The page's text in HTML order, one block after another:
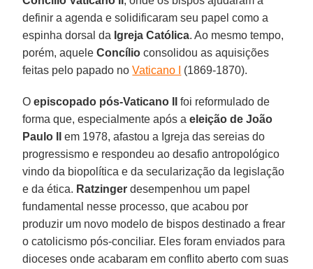
definir a agenda e solidificaram seu papel como a
espinha dorsal da Igreja Católica. Ao mesmo tempo,
porém, aqueleConcílio consolidou as aquisições
feitas pelo papado noVaticano I (1869-1870).
Oepiscopado pós-Vaticano II
foi reformulado de
forma que, especialmente após aeleição de João
Paulo II
em 1978, afastou a Igreja das sereias do
progressismo e respondeu ao desafio antropológico
vindo da biopolítica e da secularização da legislação
e da ética. Ratzinger desempenhou um papel
fundamental nesse processo, que acabou por
produzir um novo modelo de bispos destinado a frear
o catolicismo pós-conciliar. Eles foram enviados para
dioceses onde acabaram em conflito aberto com suas